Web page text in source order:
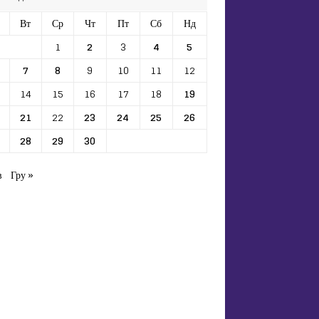
Вт
Ср Чт Пт Сб
Нд
1
2 3 4
5
7
8 9 10 11
12
14
15 16 17 18
19
21
22 23 24 25
26
28
29
30
Гру »